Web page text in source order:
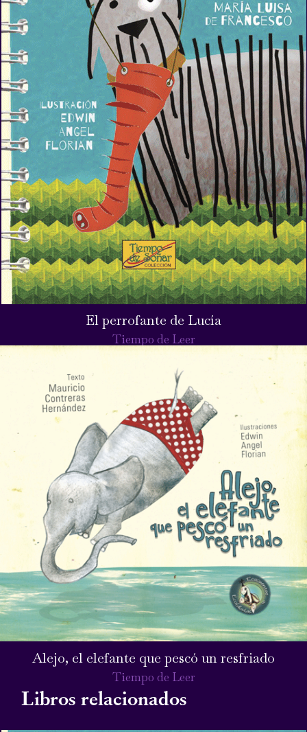
El perrofante de Lucía
Tiempo de Leer
Alejo, el elefante que pescó un resfriado
Tiempo de Leer
Libros relacionados